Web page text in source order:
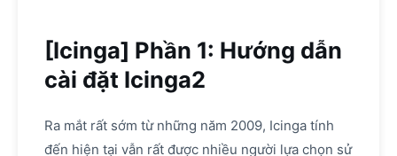
[Icinga] Phần 1: Hướng dẫn
cài đặt Icinga2
Ra mắt rất sớm từ những năm 2009, Icinga tính
đến hiện tại vẫn rất được nhiều người lựa chọn sử